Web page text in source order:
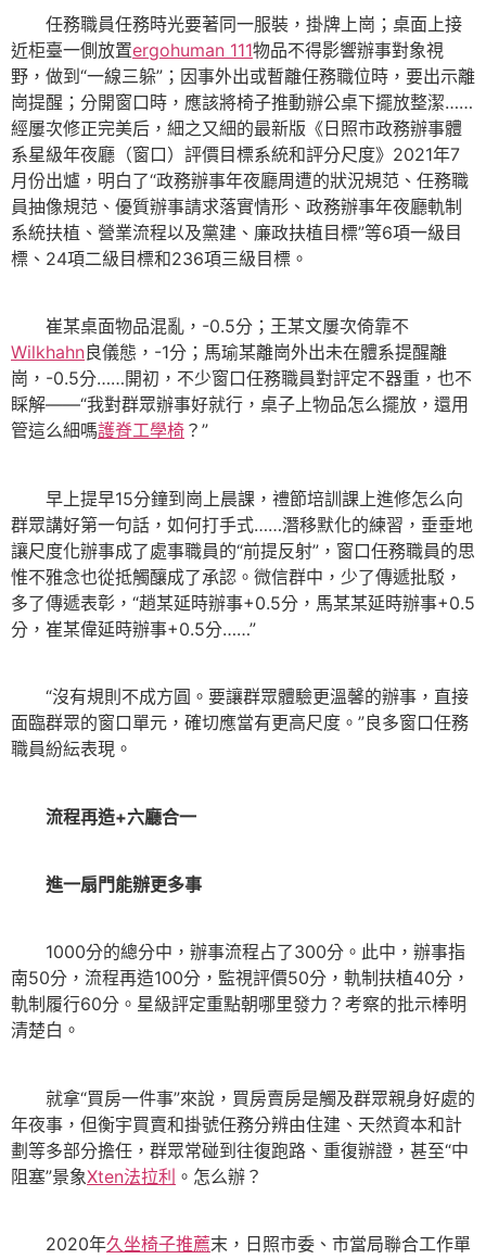
任務職員任務時光要著同一服裝，掛牌上崗；桌面上接
近柜臺一側放置ergohuman 111物品不得影響辦事對象視
野，做到“一線三躲”；因事外出或暫離任務職位時，要出示離
崗提醒；分開窗口時，應該將椅子推動辦公桌下擺放整潔……
經屢次修正完美后，細之又細的最新版《日照市政務辦事體
系星級年夜廳（窗口）評價目標系統和評分尺度》2021年7
月份出爐，明白了“政務辦事年夜廳周遭的狀況規范、任務職
員抽像規范、優質辦事請求落實情形、政務辦事年夜廳軌制
系統扶植、營業流程以及黨建、廉政扶植目標”等6項一級目
標、24項二級目標和236項三級目標。
崔某桌面物品混亂，-0.5分；王某文屢次倚靠不
Wilkhahn良儀態，-1分；馬瑜某離崗外出未在體系提醒離
崗，-0.5分……開初，不少窗口任務職員對評定不器重，也不
睬解——“我對群眾辦事好就行，桌子上物品怎么擺放，還用
管這么細嗎護脊工學椅 ？”
早上提早15分鐘到崗上晨課，禮節培訓課上進修怎么向
群眾講好第一句話，如何打手式……潛移默化的練習，垂垂地
讓尺度化辦事成了處事職員的“前提反射”，窗口任務職員的思
惟不雅念也從抵觸釀成了承認。微信群中，少了傳遞批駁，
多了傳遞表彰，“趙某延時辦事+0.5分，馬某某延時辦事+0.5
分，崔某偉延時辦事+0.5分……”
“沒有規則不成方圓。要讓群眾體驗更溫馨的辦事，直接
面臨群眾的窗口單元，確切應當有更高尺度。”良多窗口任務
職員紛紜表現。
流程再造+六廳合一
進一扇門能辦更多事
1000分的總分中，辦事流程占了300分。此中，辦事指
南50分，流程再造100分，監視評價50分，軌制扶植40分，
軌制履行60分。星級評定重點朝哪里發力？考察的批示棒明
清楚白。
就拿“買房一件事”來說，買房賣房是觸及群眾親身好處的
年夜事，但衡宇買賣和掛號任務分辨由住建、天然資本和計
劃等多部分擔任，群眾常碰到往復跑路、重復辦證，甚至“中
阻塞”景象Xten法拉利 。怎么辦？
2020年久坐椅子推薦末，日照市委、市當局聯合工作單